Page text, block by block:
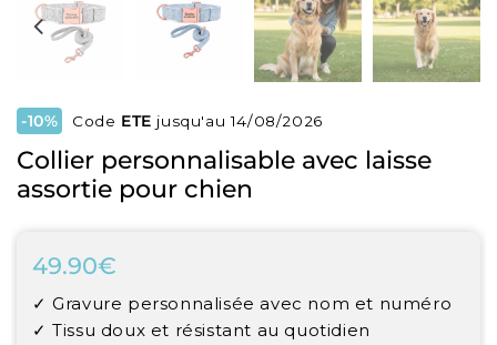
-10% Code ETE jusqu'au 14/08/2026
Collier personnalisable avec laisse
assortie pour chien
49.90€
Unit
price
✓ Gravure personnalisée avec nom et numéro
✓ Tissu doux et résistant au quotidien